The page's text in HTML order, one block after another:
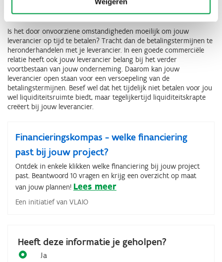
Leverancierstermijnen
Is het door onvoorziene omstandigheden moeilijk om jouw
leverancier op tijd te betalen? Tracht dan de betalingstermijnen te
heronderhandelen met je leverancier. In een goede commerciële
relatie heeft ook jouw leverancier belang bij het verder
voortbestaan van jouw onderneming. Daarom kan jouw
leverancier open staan voor een versoepeling van de
betalingstermijnen. Besef wel dat het tijdelijk niet betalen voor jou
wel liquiditeitsruimte biedt, maar tegelijkertijd liquiditeitskrapte
creëert bij jouw leverancier.
Financieringskompas - welke financiering
past bij jouw project?
Ontdek in enkele klikken welke financiering bij jouw project
past. Beantwoord 10 vragen en krijg een overzicht op maat
van jouw plannen! Lees meer
Een initiatief van VLAIO
Heeft deze informatie je geholpen?
Ja